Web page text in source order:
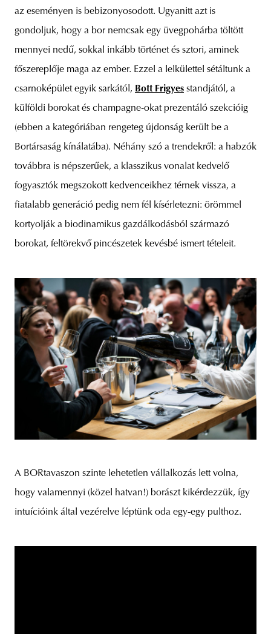
az eseményen is bebizonyosodott. Ugyanitt azt is
gondoljuk, hogy a bor nemcsak egy üvegpohárba töltött
mennyei nedű, sokkal inkább történet és sztori, aminek
főszereplője maga az ember. Ezzel a lelkülettel sétáltunk a
csarnoképület egyik sarkától, Bott Frigyes standjától, a
külföldi borokat és champagne-okat prezentáló szekcióig
(ebben a kategóriában rengeteg újdonság került be a
Bortársaság kínálatába). Néhány szó a trendekről: a habzók
továbbra is népszerűek, a klasszikus vonalat kedvelő
fogyasztók megszokott kedvenceikhez térnek vissza, a
fiatalabb generáció pedig nem fél kísérletezni: örömmel
kortyolják a biodinamikus gazdálkodásból származó
borokat, feltörekvő pincészetek kevésbé ismert tételeit.
A BORtavaszon szinte lehetetlen vállalkozás lett volna,
hogy valamennyi (közel hatvan!) borászt kikérdezzük, így
intuícióink által vezérelve léptünk oda egy-egy pulthoz.